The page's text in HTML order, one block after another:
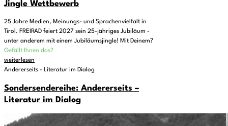
Jingle Wettbewerb
25 Jahre Medien, Meinungs- und Sprachenvielfalt in
Tirol. FREIRAD feiert 2027 sein 25-jähriges Jubiläum -
unter anderem mit einem Jubiläumsjingle! Mit Deinem?
Gefällt Ihnen das?
weiterlesen
Andererseits - Literatur im Dialog
Sondersendereihe: Andererseits –
Literatur im Dialog